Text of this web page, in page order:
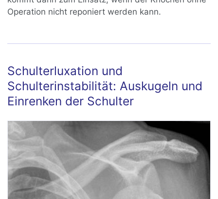
Operation nicht reponiert werden kann.
Schulterluxation und
Schulterinstabilität: Auskugeln und
Einrenken der Schulter